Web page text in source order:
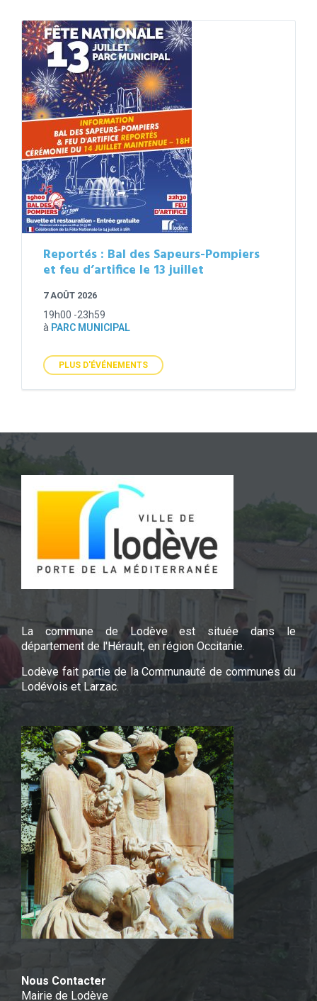
Reportés : Bal des Sapeurs-Pompiers
et feu d’artifice le 13 juillet
7 AOÛT 2026
19h00 -23h59
à PARC MUNICIPAL
PLUS D'ÉVÉNEMENTS
La commune de Lodève est située dans le
département de l'Hérault, en région Occitanie.
Lodève fait partie de la Communauté de communes du
Lodévois et Larzac.
Nous Contacter
Mairie de Lodève